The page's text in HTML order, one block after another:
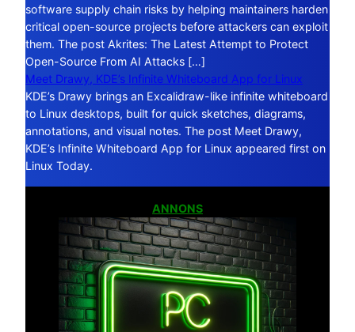
software supply chain risks by helping maintainers harden
critical open-source projects before attackers can exploit
them. The post Akrites: The Latest Attempt to Protect
Open-Source From AI Attacks […]
Meet Drawy, KDE’s Infinite Whiteboard App for Linux
KDE’s Drawy brings an Excalidraw-like infinite whiteboard
to Linux desktops, built for quick sketches, diagrams,
annotations, and visual notes. The post Meet Drawy,
KDE’s Infinite Whiteboard App for Linux appeared first on
Linux Today.
ANNONS